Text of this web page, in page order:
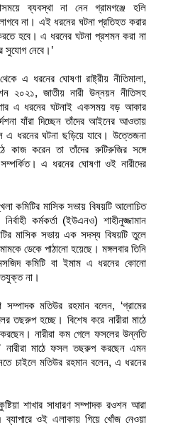
ব্যবস্থা না নেন গ্রামগঞ্জে হলি
না। এই ধরনের ঘটনা প্রতিহত করার
হবে। এ ধরনের ঘটনা প্রশমন করা না
সুযোগ নেবে।’
এ ধরনের ঘোষণা রাষ্ট্রীয় নীতিমালা,
২০২১, জাতীয় নারী উন্নয়ন নীতিসহ
এ ধরনের ঘটনাই একসময় বড় আকার
যাঁরা দিচ্ছেন তাঁদের আইনের আওতায়
এ ধরনের ঘটনা ছড়িয়ে যাবে। উত্তেজনা
কাজ করেন তা তাঁদের রুটিরুজির সঙ্গে
এ ধরনের ঘোষণা ওই নারীদের
কমিটির মাসিক সভায় বিষয়টি আলোচিত
কর্মকর্তা (ইউএনও) শাহীনুজ্জামান
মাসিক সভায় এক সদস্য বিষয়টি তুলে
ডেকে পাঠানো হয়েছে। মঙ্গলবার তিনি
কমিটি বা ইমাম এ ধরনের কোনো
না।
সম্পাদক মতিউর রহমান বলেন, ‘গ্রামের
তছরুপ হচ্ছে। বিশেষ করে নারীরা মাঠে
নারীরা কম গেলে ফসলের উন্নতি
নারীরা মাঠে ফসল তছরুপ করছেন এমন
চাইলে মতিউর রহমান বলেন, এ ধরনের
শাখার সাধারণ সম্পাদক রওশন আরা
ব্যাপারে ওই এলাকায় গিয়ে খোঁজ নেওয়া